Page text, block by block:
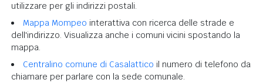
utilizzare per gli indirizzi postali.
Mappa Mompeo interattiva con ricerca delle strade e
dell'indirizzo. Visualizza anche i comuni vicini spostando la
mappa.
Centralino comune di Casalattico il numero di telefono da
chiamare per parlare con la sede comunale.